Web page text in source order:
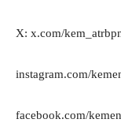
X: x.com/
instagram.com/
facebook.com/